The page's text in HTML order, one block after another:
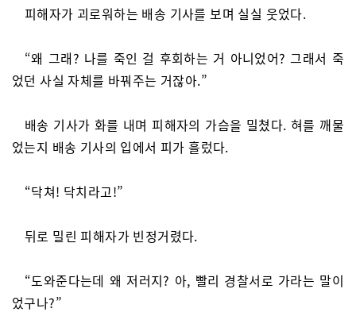
피해자가 괴로워하는 배송 기사를 보며 실실 웃었다.
“왜 그래? 나를 죽인 걸 후회하는 거 아니었어? 그래서 죽
었던 사실 자체를 바꿔주는 거잖아.”
배송 기사가 화를 내며 피해자의 가슴을 밀쳤다. 혀를 깨물
었는지 배송 기사의 입에서 피가 흘렀다.
“닥쳐! 닥치라고!”
뒤로 밀린 피해자가 빈정거렸다.
“도와준다는데 왜 저러지? 아, 빨리 경찰서로 가라는 말이
었구나?”